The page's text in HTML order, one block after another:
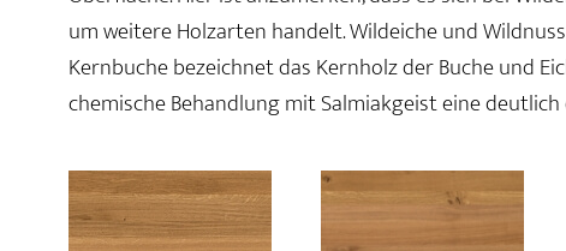
um weitere Holzarten handelt. Wildeiche und
Kernbuche bezeichnet das Kernholz der Buche und
chemische Behandlung mit Salmiakgeist eine